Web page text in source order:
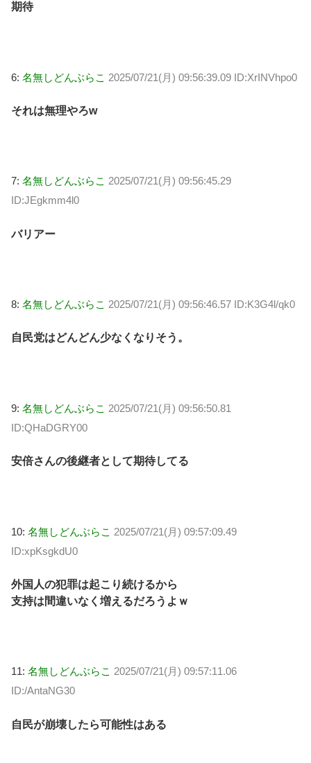
期待
6: 名無しどんぶらこ 2025/07/21(月) 09:56:39.09 ID:XrINVhpo0
それは無理やろw
7: 名無しどんぶらこ 2025/07/21(月) 09:56:45.29
ID:JEgkmm4l0
バリアー
8: 名無しどんぶらこ 2025/07/21(月) 09:56:46.57 ID:K3G4l/qk0
自民党はどんどん少なくなりそう。
9: 名無しどんぶらこ 2025/07/21(月) 09:56:50.81
ID:QHaDGRY00
安倍さんの後継者として期待してる
10: 名無しどんぶらこ 2025/07/21(月) 09:57:09.49
ID:xpKsgkdU0
外国人の犯罪は起こり続けるから
支持は間違いなく増えるだろうよｗ
11: 名無しどんぶらこ 2025/07/21(月) 09:57:11.06
ID:/AntaNG30
自民が崩壊したら可能性はある